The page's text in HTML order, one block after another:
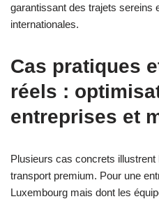
garantissant des trajets sereins
internationales.
Cas pratiques
réels :
entreprises et
Plusieurs cas concrets
transport premium. Pour une
Luxembourg mais dont les